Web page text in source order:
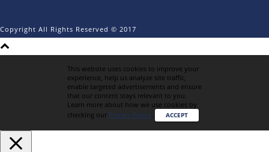
Copyright All Rights Reserved © 2017
This website uses cookies to improve your
experience, help us analyze site traffic,
enable targeted advertisements and ensure
that our content stays relevant to you.
Learn more about how we use cookies by
checking our Privacy Policy. ACCEPT